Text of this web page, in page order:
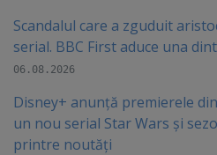
Scandalul care a zguduit
serial. BBC First aduce una
06.08.2026
Disney+ anunță premierele
un nou serial Star Wars și
printre noutăți